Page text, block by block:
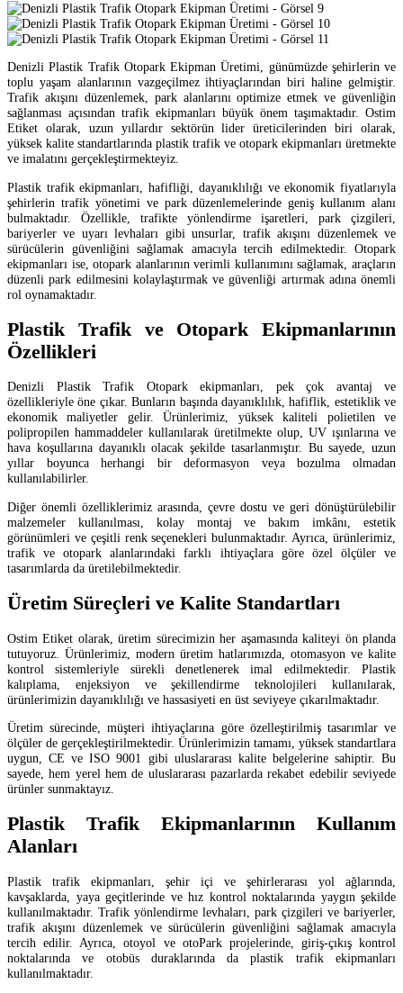
Denizli Plastik Trafik Otopark Ekipman Üretimi, günümüzde şehirlerin ve
toplu yaşam alanlarının vazgeçilmez ihtiyaçlarından biri haline gelmiştir.
Trafik akışını düzenlemek, park alanlarını optimize etmek ve güvenliğin
sağlanması açısından trafik ekipmanları büyük önem taşımaktadır. Ostim
Etiket olarak, uzun yıllardır sektörün lider üreticilerinden biri olarak,
yüksek kalite standartlarında plastik trafik ve otopark ekipmanları üretmekte
ve imalatını gerçekleştirmekteyiz.
Plastik trafik ekipmanları, hafifliği, dayanıklılığı ve ekonomik fiyatlarıyla
şehirlerin trafik yönetimi ve park düzenlemelerinde geniş kullanım alanı
bulmaktadır. Özellikle, trafikte yönlendirme işaretleri, park çizgileri,
bariyerler ve uyarı levhaları gibi unsurlar, trafik akışını düzenlemek ve
sürücülerin güvenliğini sağlamak amacıyla tercih edilmektedir. Otopark
ekipmanları ise, otopark alanlarının verimli kullanımını sağlamak, araçların
düzenli park edilmesini kolaylaştırmak ve güvenliği artırmak adına önemli
rol oynamaktadır.
Plastik Trafik ve Otopark Ekipmanlarının
Özellikleri
Denizli Plastik Trafik Otopark ekipmanları, pek çok avantaj ve
özellikleriyle öne çıkar. Bunların başında dayanıklılık, hafiflik, estetiklik ve
ekonomik maliyetler gelir. Ürünlerimiz, yüksek kaliteli polietilen ve
polipropilen hammaddeler kullanılarak üretilmekte olup, UV ışınlarına ve
hava koşullarına dayanıklı olacak şekilde tasarlanmıştır. Bu sayede, uzun
yıllar boyunca herhangi bir deformasyon veya bozulma olmadan
kullanılabilirler.
Diğer önemli özelliklerimiz arasında, çevre dostu ve geri dönüştürülebilir
malzemeler kullanılması, kolay montaj ve bakım imkânı, estetik
görünümleri ve çeşitli renk seçenekleri bulunmaktadır. Ayrıca, ürünlerimiz,
trafik ve otopark alanlarındaki farklı ihtiyaçlara göre özel ölçüler ve
tasarımlarda da üretilebilmektedir.
Üretim Süreçleri ve Kalite Standartları
Ostim Etiket olarak, üretim sürecimizin her aşamasında kaliteyi ön planda
tutuyoruz. Ürünlerimiz, modern üretim hatlarımızda, otomasyon ve kalite
kontrol sistemleriyle sürekli denetlenerek imal edilmektedir. Plastik
kalıplama, enjeksiyon ve şekillendirme teknolojileri kullanılarak,
ürünlerimizin dayanıklılığı ve hassasiyeti en üst seviyeye çıkarılmaktadır.
Üretim sürecinde, müşteri ihtiyaçlarına göre özelleştirilmiş tasarımlar ve
ölçüler de gerçekleştirilmektedir. Ürünlerimizin tamamı, yüksek standartlara
uygun, CE ve ISO 9001 gibi uluslararası kalite belgelerine sahiptir. Bu
sayede, hem yerel hem de uluslararası pazarlarda rekabet edebilir seviyede
ürünler sunmaktayız.
Plastik Trafik Ekipmanlarının Kullanım
Alanları
Plastik trafik ekipmanları, şehir içi ve şehirlerarası yol ağlarında,
kavşaklarda, yaya geçitlerinde ve hız kontrol noktalarında yaygın şekilde
kullanılmaktadır. Trafik yönlendirme levhaları, park çizgileri ve bariyerler,
trafik akışını düzenlemek ve sürücülerin güvenliğini sağlamak amacıyla
tercih edilir. Ayrıca, otoyol ve otoPark projelerinde, giriş-çıkış kontrol
noktalarında ve otobüs duraklarında da plastik trafik ekipmanları
kullanılmaktadır.